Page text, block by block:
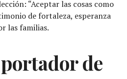
“Aceptar las cosas como
de fortaleza, esperanza
las familias.
de